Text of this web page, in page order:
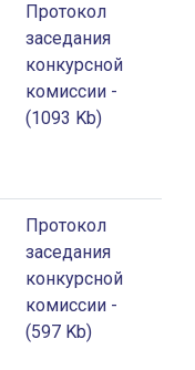
Протокол
заседания
конкурсной
комиссии -
(1093 Kb)
Протокол
заседания
конкурсной
комиссии -
(597 Kb)